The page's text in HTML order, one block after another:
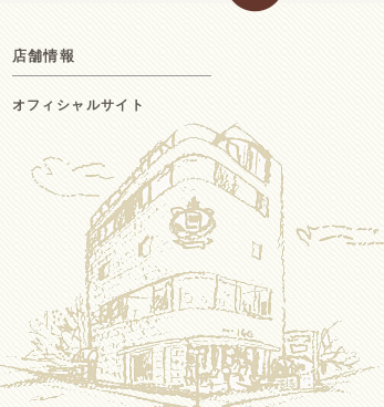
店舗情報
オフィシャルサイト